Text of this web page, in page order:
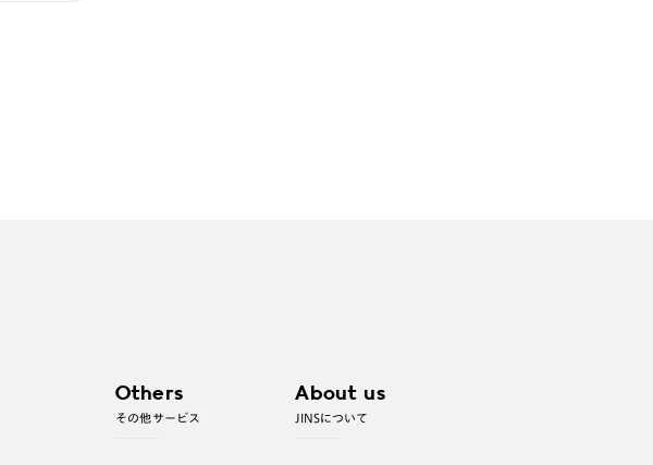
Others
その他サービス
About us
JINSについて